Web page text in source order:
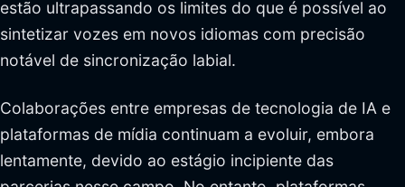
estão ultrapassando os limites do que é possível ao
sintetizar vozes em novos idiomas com precisão
notável de sincronização labial.
Colaborações entre empresas de tecnologia de IA e
plataformas de mídia continuam a evoluir, embora
lentamente, devido ao estágio incipiente das